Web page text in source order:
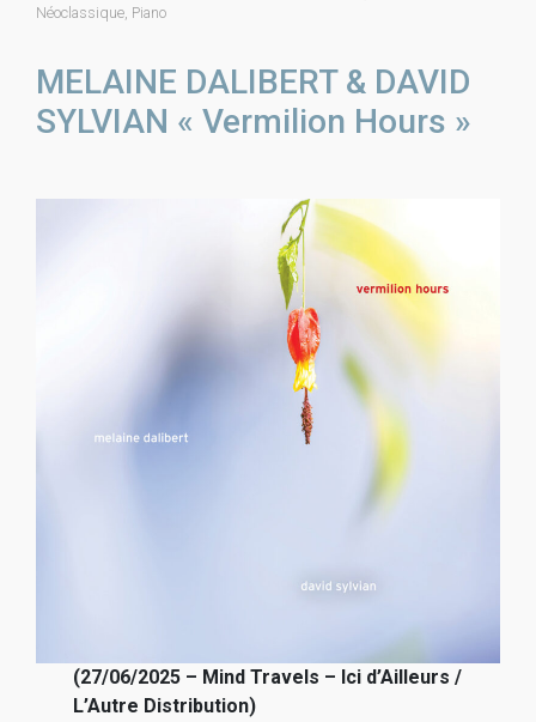
Néoclassique, Piano
MELAINE DALIBERT & DAVID
SYLVIAN « Vermilion Hours »
(27/06/2025 – Mind Travels – Ici d’Ailleurs /
L’Autre Distribution)